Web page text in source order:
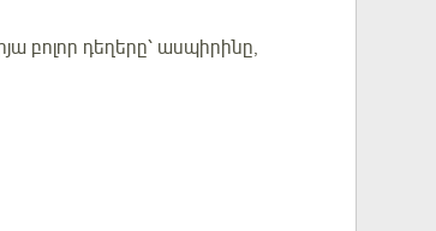
բոլոր դեղերը՝ ասպիրինը,